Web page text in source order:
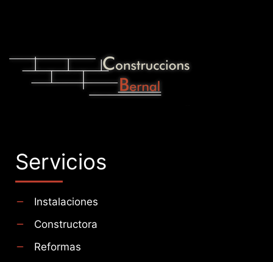
Servicios
Instalaciones
Constructora
Reformas